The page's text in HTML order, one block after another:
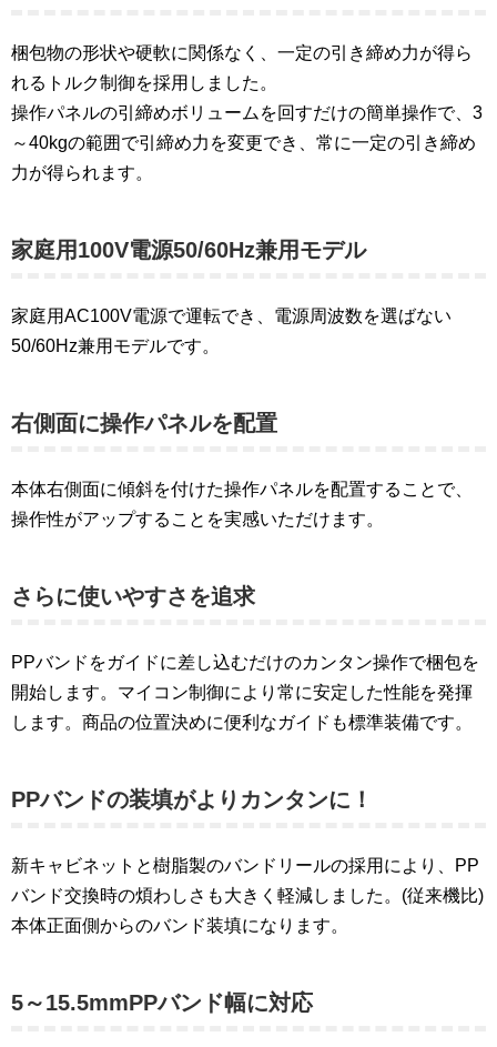
梱包物の形状や硬軟に関係なく、一定の引き締め力が得ら
れるトルク制御を採用しました。
操作パネルの引締めボリュームを回すだけの簡単操作で、3
～40kgの範囲で引締め力を変更でき、常に一定の引き締め
力が得られます。
家庭用100V電源50/60Hz兼用モデル
家庭用AC100V電源で運転でき、電源周波数を選ばない
50/60Hz兼用モデルです。
右側面に操作パネルを配置
本体右側面に傾斜を付けた操作パネルを配置することで、
操作性がアップすることを実感いただけます。
さらに使いやすさを追求
PPバンドをガイドに差し込むだけのカンタン操作で梱包を
開始します。マイコン制御により常に安定した性能を発揮
します。商品の位置決めに便利なガイドも標準装備です。
PPバンドの装填がよりカンタンに！
新キャビネットと樹脂製のバンドリールの採用により、PP
バンド交換時の煩わしさも大きく軽減しました。(従来機比)
本体正面側からのバンド装填になります。
5～15.5mmPPバンド幅に対応